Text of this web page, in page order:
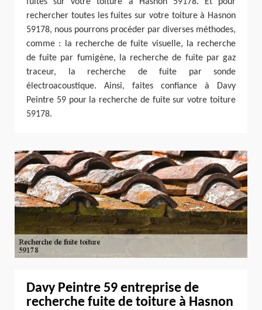
fuites sur votre toiture à Hasnon 59178. Et pour
rechercher toutes les fuites sur votre toiture à Hasnon
59178, nous pourrons procéder par diverses méthodes,
comme : la recherche de fuite visuelle, la recherche
de fuite par fumigène, la recherche de fuite par gaz
traceur, la recherche de fuite par sonde
électroacoustique. Ainsi, faites confiance à Davy
Peintre 59 pour la recherche de fuite sur votre toiture
59178.
Davy Peintre 59 entreprise de
recherche fuite de toiture à Hasnon